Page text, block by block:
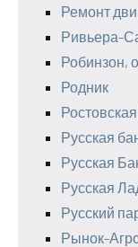
Ремонт
Ривьера-
Робинзон,
Родник
Русская
Русская
Русская
Русский
Рынок-